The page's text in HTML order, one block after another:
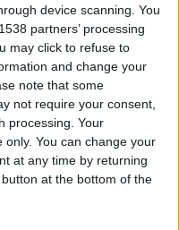
device scanning. You
partners’ processing
may click to refuse to
and change your
note that some
not require your consent,
processing. Your
only. You can change your
at any time by returning
at the bottom of the
cherche clairement à
avec en particulier
sur celui-ci. Le gardien
le ballon et la faute
gauche sur l’épaule
qui amène ce dernier au
la situation,
de but « manifeste